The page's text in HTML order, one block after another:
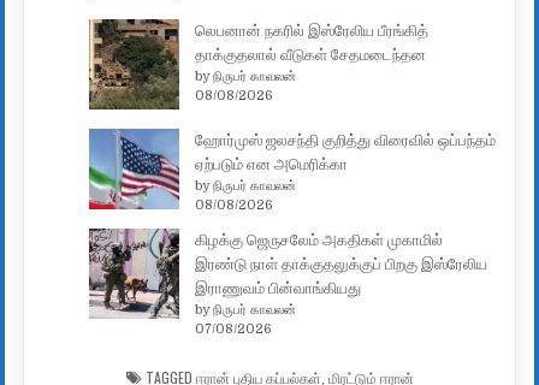
லெபனான் நகரில் இஸ்ரேலிய பீரங்கித்
தாக்குதலால் வீடுகள் சேதமடைந்தன
by நிருபர் காவலன்
08/08/2026
ஹோர்முஸ் ஜலசந்தி குறித்து விரைவில் ஒப்பந்தம்
ஏற்படும் என அமெரிக்கா
by நிருபர் காவலன்
08/08/2026
கிழக்கு ஜெருசலேம் அகதிகள் முகாமில்
இரண்டு நாள் தாக்குதலுக்குப் பிறகு இஸ்ரேலிய
இராணுவம் பின்வாங்கியது
by நிருபர் காவலன்
07/08/2026
TAGGED ஈரான் புதிய கப்பல்கள் மிரட்டும் ஈரான்